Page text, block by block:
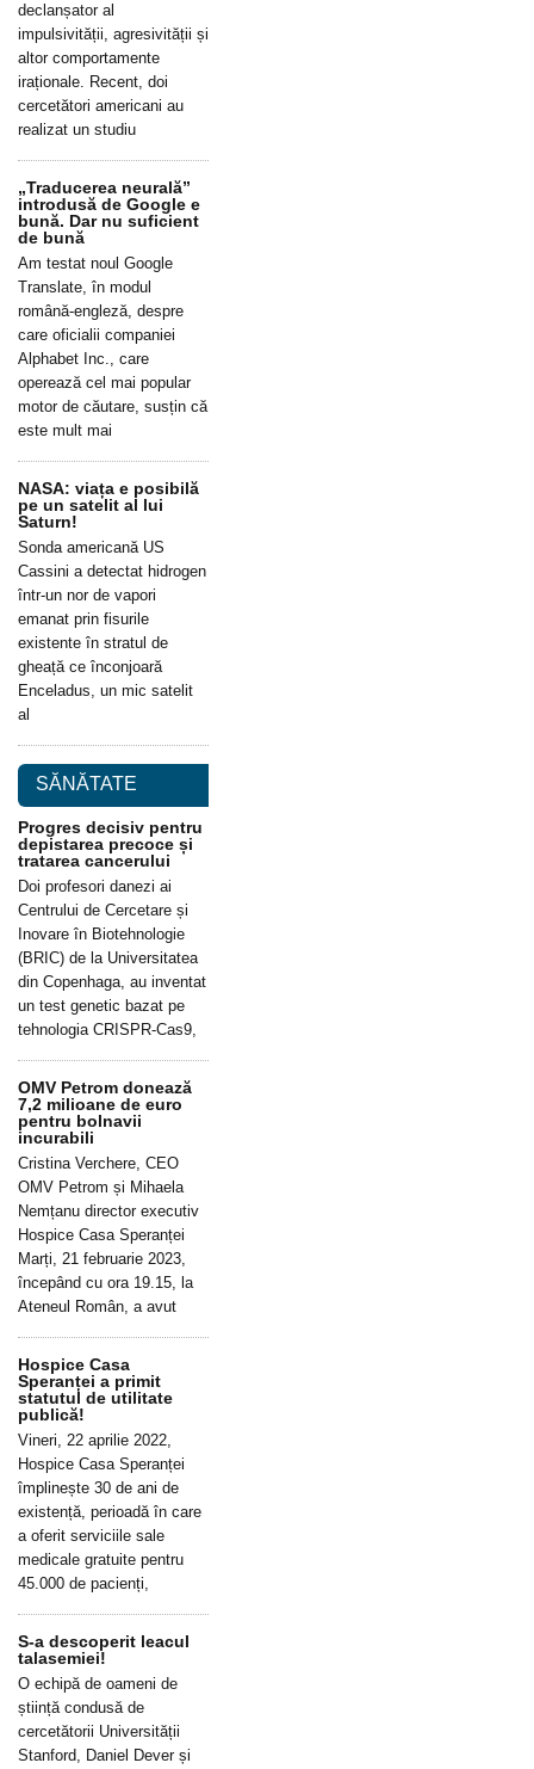
declanșator al
impulsivității, agresivității și
altor comportamente
iraționale. Recent, doi
cercetători americani au
realizat un studiu
„Traducerea neurală”
introdusă de Google e
bună. Dar nu suficient
de bună
Am testat noul Google
Translate, în modul
română-engleză, despre
care oficialii companiei
Alphabet Inc., care
operează cel mai popular
motor de căutare, susțin că
este mult mai
NASA: viața e posibilă
pe un satelit al lui
Saturn!
Sonda americană US
Cassini a detectat hidrogen
într-un nor de vapori
emanat prin fisurile
existente în stratul de
gheață ce înconjoară
Enceladus, un mic satelit
al
SĂNĂTATE
Progres decisiv pentru
depistarea precoce și
tratarea cancerului
Doi profesori danezi ai
Centrului de Cercetare și
Inovare în Biotehnologie
(BRIC) de la Universitatea
din Copenhaga, au inventat
un test genetic bazat pe
tehnologia CRISPR-Cas9,
OMV Petrom donează
7,2 milioane de euro
pentru bolnavii
incurabili
Cristina Verchere, CEO
OMV Petrom și Mihaela
Nemțanu director executiv
Hospice Casa Speranței
Marți, 21 februarie 2023,
începând cu ora 19.15, la
Ateneul Român, a avut
Hospice Casa
Speranței a primit
statutul de utilitate
publică!
Vineri, 22 aprilie 2022,
Hospice Casa Speranței
împlinește 30 de ani de
existență, perioadă în care
a oferit serviciile sale
medicale gratuite pentru
45.000 de pacienți,
S-a descoperit leacul
talasemiei!
O echipă de oameni de
știință condusă de
cercetătorii Universității
Stanford, Daniel Dever și